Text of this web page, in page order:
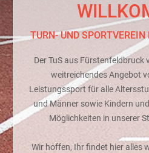
TURN- UND SPORTVEREIN
Der TuS aus Fürstenfeldbruck
weitreichendes Angebot
Leistungssport für alle
und Männer sowie Kindern
Möglichkeiten in unserer
Wir hoffen, Ihr findet hier alles